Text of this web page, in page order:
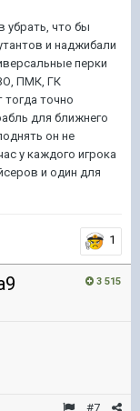
убрать, что бы
и наджибали
перки
ПМК, ГК
тогда точно
для ближнего
он не
у каждого игрока
и один для
1
3 515
#7